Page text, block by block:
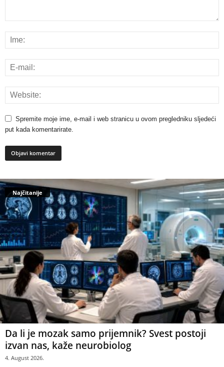
Spremite moje ime, e-mail i web stranicu u ovom pregledniku sljedeći
put kada komentarirate.
Najčitanije
Da li je mozak samo prijemnik? Svest postoji
izvan nas, kaže neurobiolog
4. August 2026.